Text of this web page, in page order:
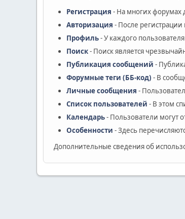
Регистрация - На многих форумах
Авторизация - После
Профиль- У каждого
Поиск- Поиск является
Публикация сообщений -
Форумные теги (ББ-код) - В
Личные сообщения -
Список пользователей - В этом
Календарь- Пользователи могут
Особенности - Здесь
Дополнительные сведения об